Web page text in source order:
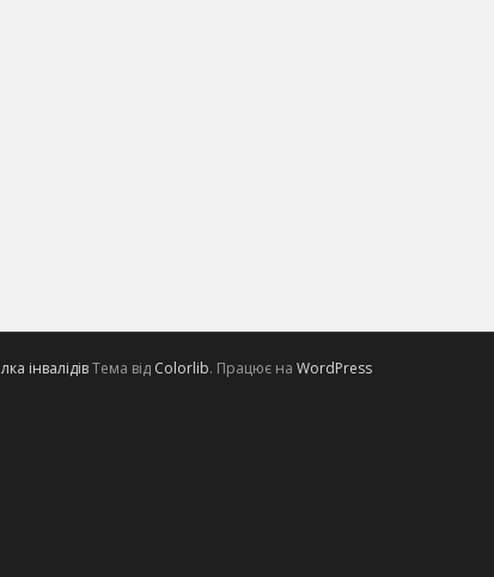
інвалідівТема від Colorlib. Працює на WordPress